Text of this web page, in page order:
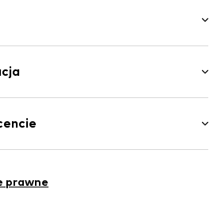
(z upraw ekologicznych), 5%
prawne